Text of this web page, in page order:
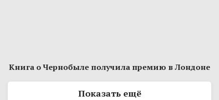
Книга о Чернобыле получила премию в Лондоне
Показать ещё